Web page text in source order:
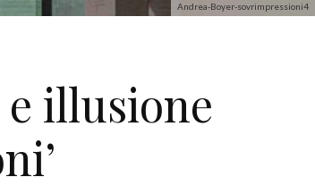
Andrea-Boyer-sovrimpressioni4
e illusione